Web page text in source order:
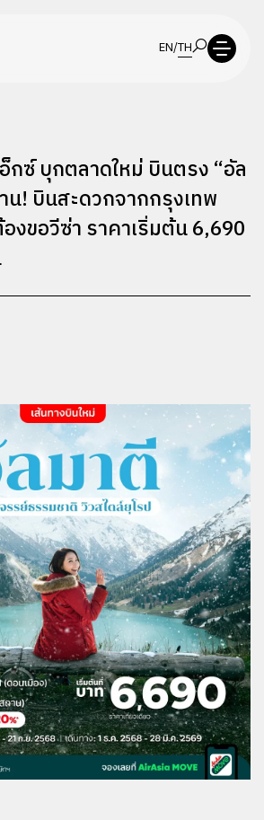
EN/TH
อ็กซ์ บุกตลาดใหม่ บินตรง “อัล
น! บินสะดวกจากกรุงเทพ
งขอวีซ่า ราคาเริ่มต้น 6,690